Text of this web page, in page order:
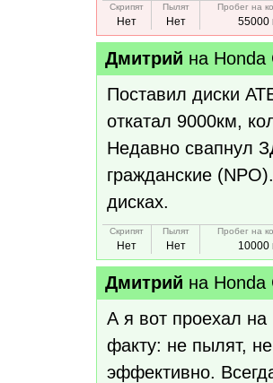
Скрипят
Нет
Пылят
Нет
Пробег на
55000
Дмитрий на Honda
Поставил диски
откатал 9000км,
Недавно свапнул
гражданские
дисках.
Скрипят
Нет
Пылят
Нет
Пробег на
10000
Дмитрий на
А я вот проехал на
факту: не пылят,
эффективно.